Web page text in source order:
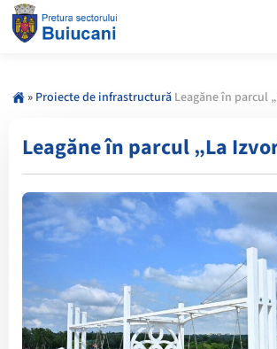
» Proiecte de infrastructură Leagăne în parcul
Leagăne în parcul „La